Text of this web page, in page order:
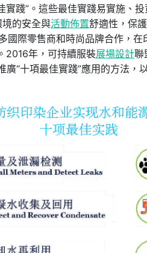
實踐”。這些最佳實踐易實施、
的安全與活動佈置舒適性，保
國際零售商和時尚品牌合作，
2016年，可持續服裝展場設計聯
廣“十項最佳實踐”應用的方法